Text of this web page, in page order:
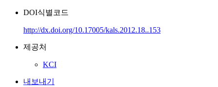
DOI식별코드
http://dx.doi.org/10.17005/kals.2012.18..153
제공처
KCI
내보내기